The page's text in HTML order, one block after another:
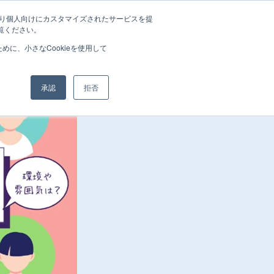
個人向けにカスタマイズされたサービスを提
ださい。
に、小さなCookieを使用して
承認 拒否